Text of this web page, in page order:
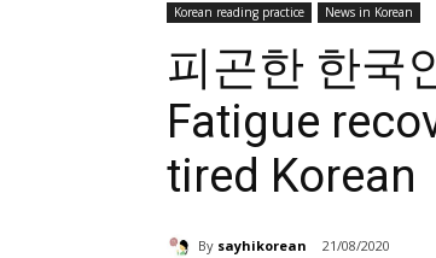
Korean reading practice News in Korean
피곤한 한국
Fatigue
tired Korean
By sayhikorean 21/08/2020